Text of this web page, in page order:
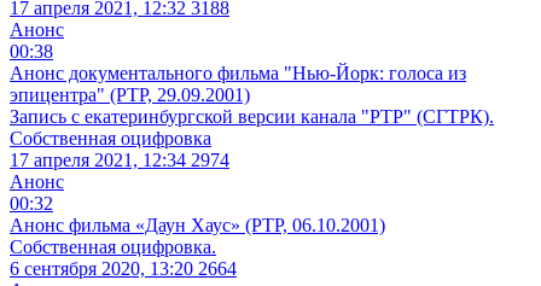
17 апреля 2021, 12:32 3188
Анонс
00:38
Анонс документального фильма "Нью-Йорк: голоса из
эпицентра" (РТР, 29.09.2001)
Запись с екатеринбургской версии канала "РТР" (СГТРК).
Собственная оцифровка
17 апреля 2021, 12:34 2974
Анонс
00:32
Анонс фильма «Даун Хаус» (РТР, 06.10.2001)
Собственная оцифровка.
6 сентября 2020, 13:20 2664